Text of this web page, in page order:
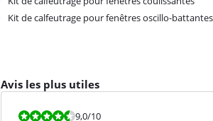
Kit de calfeutrage pour fenêtres oscillo-battantes
Avis les plus utiles
La note est 9,0 sur 10.
9,0/10